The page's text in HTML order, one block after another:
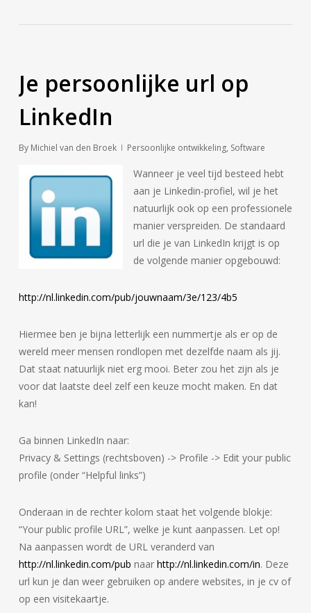
Je persoonlijke url op
LinkedIn
By Michiel van den Broek Persoonlijke ontwikkeling, Software
Wanneer je veel tijd besteed hebt
aan je Linkedin-profiel, wil je het
natuurlijk ook op een professionele
manier verspreiden. De standaard
url die je van LinkedIn krijgt is op
de volgende manier opgebouwd:
http://nl.linkedin.com/pub/jouwnaam/3e/123/4b5
Hiermee ben je bijna letterlijk een nummertje als er op de
wereld meer mensen rondlopen met dezelfde naam als jij.
Dat staat natuurlijk niet erg mooi. Beter zou het zijn als je
voor dat laatste deel zelf een keuze mocht maken. En dat
kan!
Ga binnen LinkedIn naar:
Privacy & Settings (rechtsboven) -> Profile -> Edit your public
profile (onder “Helpful links”)
Onderaan in de rechter kolom staat het volgende blokje:
“Your public profile URL”, welke je kunt aanpassen. Let op!
Na aanpassen wordt de URL veranderd van
http://nl.linkedin.com/pub naar http://nl.linkedin.com/in. Deze
url kun je dan weer gebruiken op andere websites, in je cv of
op een visitekaartje.